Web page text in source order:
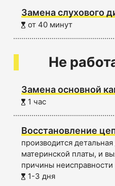
Замена слухового
от 40 минут
Не
Замена основной
1 час
Восстановление
производится
материнской платы, и
причины неисправности
1-3 дня